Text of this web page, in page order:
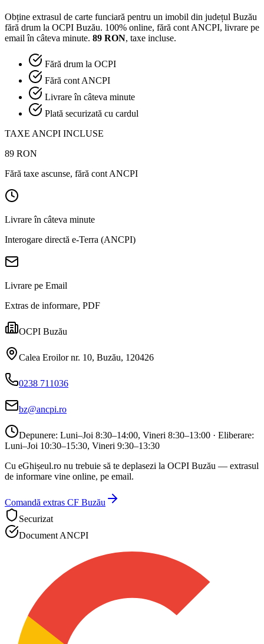
Obține extrasul de carte funciară pentru un imobil din județul Buzău
fără drum la OCPI Buzău. 100% online, fără cont ANCPI, livrare pe
email în câteva minute. 89 RON, taxe incluse.
Fără drum la OCPI
Fără cont ANCPI
Livrare în câteva minute
Plată securizată cu cardul
TAXE ANCPI INCLUSE
89 RON
Fără taxe ascunse, fără cont ANCPI
Livrare în câteva minute
Interogare directă e-Terra (ANCPI)
Livrare pe Email
Extras de informare, PDF
OCPI Buzău
Calea Eroilor nr. 10, Buzău, 120426
0238 711036
bz@ancpi.ro
Depunere: Luni–Joi 8:30–14:00, Vineri 8:30–13:00 · Eliberare:
Luni–Joi 10:30–15:30, Vineri 9:30–13:30
Cu eGhișeul.ro nu trebuie să te deplasezi la OCPI Buzău — extrasul
de informare vine online, pe email.
Comandă extras CF Buzău
Securizat
Document ANCPI